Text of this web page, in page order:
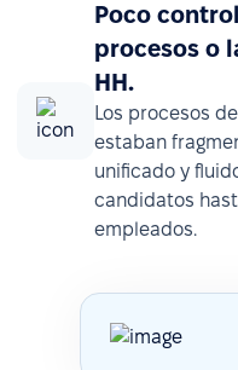
Poco
procesos o
HH.
Los procesos
estaban
unificado y
candidatos
empleados.